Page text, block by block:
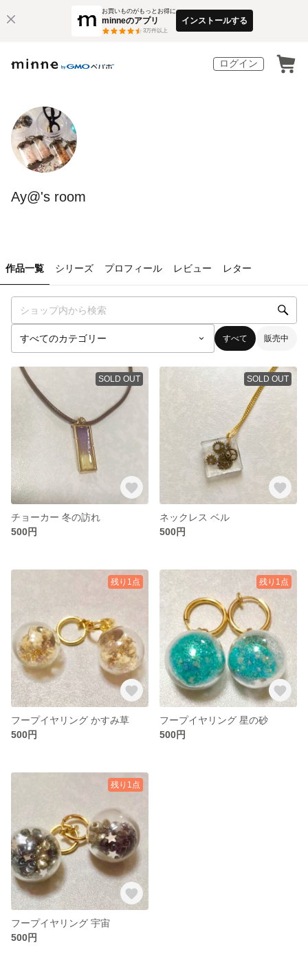
お買いものがもっとお得に
minneのアプリ
3万件以上
インストールする
ログイン
Ay@'s room
作品一覧 シリーズ プロフィール レビュー レター
すべて 販売中
SOLD OUT
チョーカー 冬の訪れ
500円
SOLD OUT
ネックレス ベル
500円
残り1点
フープイヤリング かすみ草
500円
残り1点
フープイヤリング 星の砂
500円
残り1点
フープイヤリング 宇宙
500円